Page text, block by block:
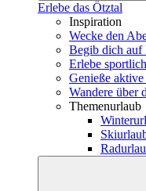
Erlebe das Ötztal
Inspiration
Wecke den
Begib dich auf
Erlebe
Genieße
Wandere über
Themenurlaub